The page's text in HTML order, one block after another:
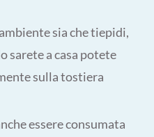
sia che tiepidi,
sarete a casa potete
sulla tostiera
essere consumata